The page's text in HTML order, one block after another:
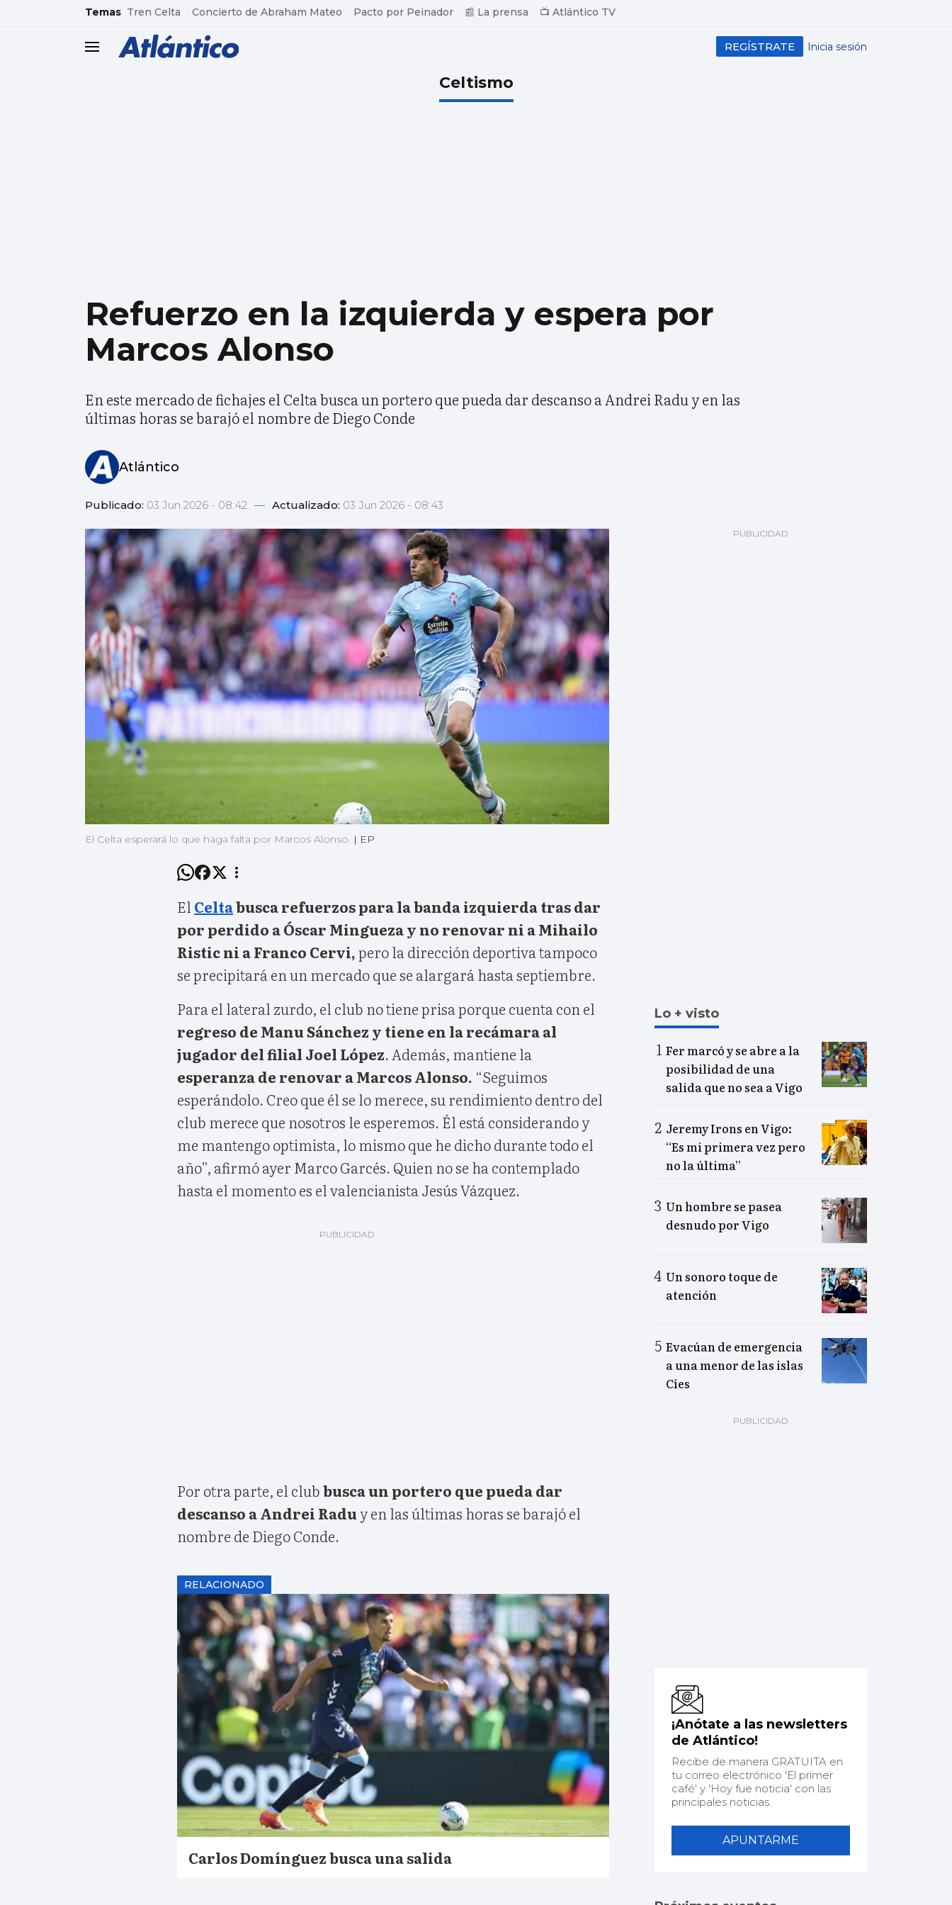
common.go-to-content
Temas Tren Celta Concierto de Abraham Mateo Pacto por Peinador 📰 La prensa 📺 Atlántico TV
header.menu.open Inicia sesión
REGÍSTRATE
Celtismo
Refuerzo en la izquierda y espera por
Marcos Alonso
En este mercado de fichajes el Celta busca un portero que pueda dar descanso a Andrei Radu y en las
últimas horas se barajó el nombre de Diego Conde
Atlántico
Publicado: 03 Jun 2026 - 08:42 — Actualizado: 03 Jun 2026 - 08:43
El Celta esperará lo que haga falta por Marcos Alonso. | EP
El Celtabusca refuerzos para la banda izquierda tras dar
por perdido a Óscar Mingueza y no renovar ni a Mihailo
Ristic ni a Franco Cervi,pero la dirección deportiva tampoco
se precipitará en un mercado que se alargará hasta septiembre.
Para el lateral zurdo, el club no tiene prisa porque cuenta con el
regreso de Manu Sánchez y tiene en la recámara al
jugador del filial Joel López. Además, mantiene la
esperanza de renovar a Marcos Alonso. “Seguimos
esperándolo. Creo que él se lo merece, su rendimiento dentro del
club merece que nosotros le esperemos. Él está considerando y
me mantengo optimista, lo mismo que he dicho durante todo el
año”, afirmó ayer Marco Garcés. Quien no se ha contemplado
hasta el momento es el valencianista Jesús Vázquez.
Por otra parte, el clubbusca un portero que pueda dar
descanso a Andrei Radu y en las últimas horas se barajó el
nombre de Diego Conde.
RELACIONADO
Carlos Domínguez busca una salida
Lo + visto
Fer marcó y se abre a la
posibilidad de una
salida que no sea a Vigo
Jeremy Irons en Vigo:
“Es mi primera vez pero
no la última”
Un hombre se pasea
desnudo por Vigo
Un sonoro toque de
atención
Evacúan de emergencia
a una menor de las islas
Cíes
¡Anótate a las newsletters
de Atlántico!
Recibe de manera GRATUITA en
tu correo electrónico 'El primer
café' y 'Hoy fue noticia' con las
principales noticias.
APUNTARME